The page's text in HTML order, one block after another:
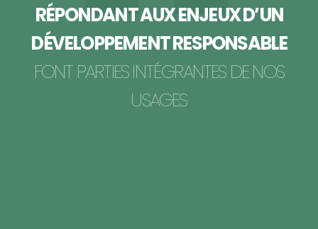
RÉPONDANT AUX ENJEUX D’UN
DÉVELOPPEMENT RESPONSABLE
FONT PARTIES INTÉGRANTES DE NOS
USAGES